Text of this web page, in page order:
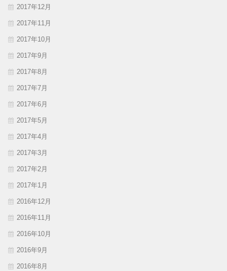
2017年12月
2017年11月
2017年10月
2017年9月
2017年8月
2017年7月
2017年6月
2017年5月
2017年4月
2017年3月
2017年2月
2017年1月
2016年12月
2016年11月
2016年10月
2016年9月
2016年8月